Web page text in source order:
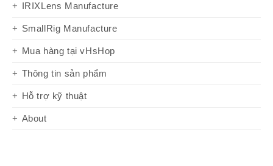
IRIXLens Manufacture
SmallRig Manufacture
Mua hàng tại vHsHop
Thông tin sản phẩm
Hỗ trợ kỹ thuật
About